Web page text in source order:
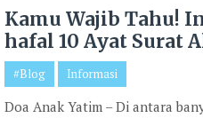
Kamu Wajib Tahu!
hafal 10 Ayat Surat
#Blog Informasi
Doa Anak Yatim – Di antara